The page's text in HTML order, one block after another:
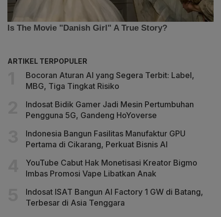
ARTIKEL TERPOPULER
Bocoran Aturan AI yang Segera Terbit: Label,
MBG, Tiga Tingkat Risiko
Indosat Bidik Gamer Jadi Mesin Pertumbuhan
Pengguna 5G, Gandeng HoYoverse
Indonesia Bangun Fasilitas Manufaktur GPU
Pertama di Cikarang, Perkuat Bisnis AI
YouTube Cabut Hak Monetisasi Kreator Bigmo
Imbas Promosi Vape Libatkan Anak
Indosat ISAT Bangun AI Factory 1 GW di Batang,
Terbesar di Asia Tenggara